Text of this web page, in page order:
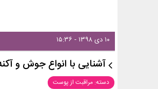
۱۰ دی ۱۳۹۸ - ۱۵:۳۶
آشنایی با انواع جوش و
دسته: مراقبت از پوست